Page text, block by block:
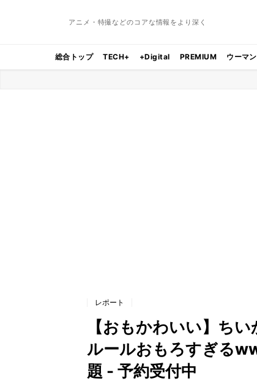
アニメ・特撮などのコアな情報をより深く
総合トップ TECH+ +Digital PREMIUM ウーマン
レポート
【おもかわいい】ち
ルールおもろすぎる
題 - 予約受付中